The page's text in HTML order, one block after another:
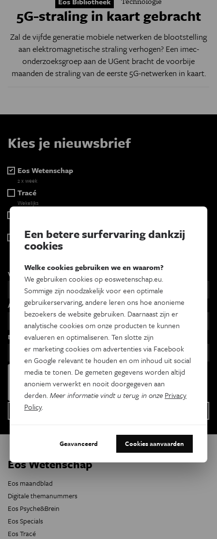
5G-straling in kaart gebracht
Zal de vijfde generatie mobiele netwerken de blootstelling
aan elektromagnetische straling verhogen? Een imec-
onderzoeksgroep aan de UGent bracht de voorbije
maanden de straling van de eerste 5G-netwerken in kaart.
Kies je nieuwsbrief
Eos Wetenschap
2 x week
Tracé
Wekelijks
Iedereen wetenschapper
Maandelijks
Voornaam
Achternaam
Email
Eos Wetenschap
Eos maandblad
Digitale themanummers
Eos Psyche&Brein
Eos Specials
Eos Tracé
Een betere surfervaring dankzij
cookies
Welke cookies gebruiken we en waarom?
We gebruiken cookies op eoswetenschap.eu.
Sommige zijn noodzakelijk voor een optimale
gebruikerservaring, andere leren ons hoe anonieme
bezoekers de website gebruiken. Daarnaast zijn er
analytische cookies om onze producten te kunnen
evalueren en optimaliseren. Ten slotte zijn
er marketing cookies om advertenties via Facebook
en Google relevant te houden en om inhoud uit social
media te tonen. De gemeten gegevens worden altijd
anoniem verwerkt en nooit doorgegeven aan
derden.Meer informatie vindt u terug in onze Privacy
Policy.
Geavanceerd Cookies aanvaarden